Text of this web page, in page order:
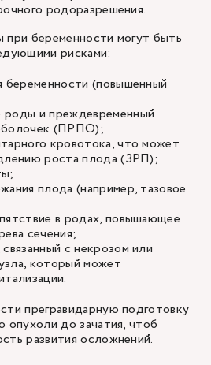
родоразрешения.
беременности могут быть
рисками:
беременности (повышенный
и преждевременный
(ПРПО);
кровотока, что может
роста плода (ЗРП);
плода (например, тазовое
в родах, повышающее
сечения;
с некрозом или
который может
прегравидарную подготовку
опухоли до зачатия, чтоб
развития осложнений.